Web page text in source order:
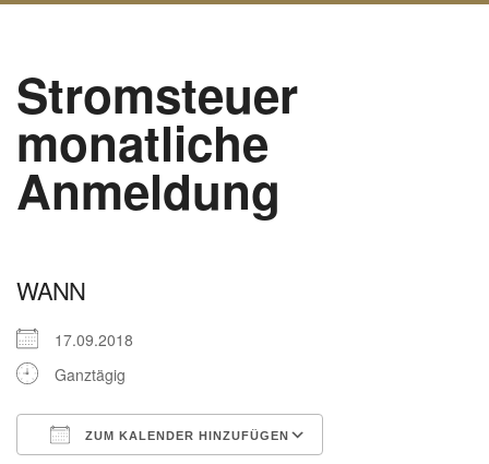
Stromsteuer
monatliche
Anmeldung
WANN
17.09.2018
Ganztägig
ZUM KALENDER HINZUFÜGEN